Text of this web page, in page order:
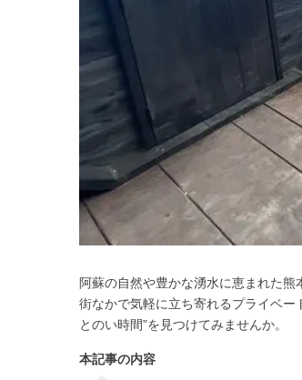
阿蘇の自然や豊かな湧水に恵まれた
街なかで気軽に立ち寄れるプライベー
とのい時間”を見つけてみませんか。
本記事の内容